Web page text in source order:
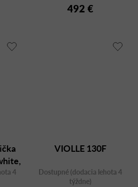
492 €
4
VIOLLE 130F
Dostupné (dodacia lehota 4
týždne)